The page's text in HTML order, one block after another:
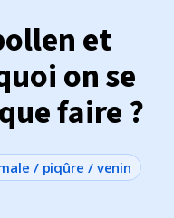
et
on se
faire ?
/ piqûre / venin